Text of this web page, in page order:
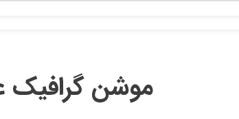
موشن گرافیک